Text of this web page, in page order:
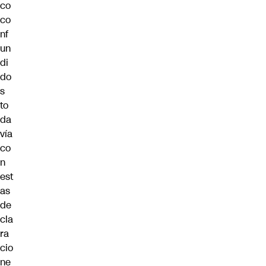
co
co
nf
un
di
do
s
to
da
vía
co
n
est
as
de
cla
ra
cio
ne